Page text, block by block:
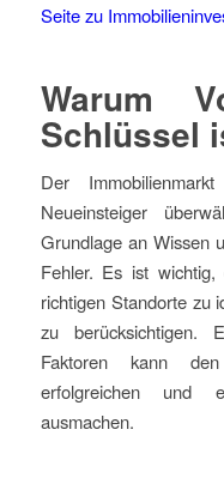
Seite zu
Warum
Schlüssel
Der
Neueinsteiger
Grundlage an Wissen
Fehler. Es ist
richtigen Standorte zu
zu berücksichtigen.
Faktoren kann
erfolgreichen und
ausmachen.